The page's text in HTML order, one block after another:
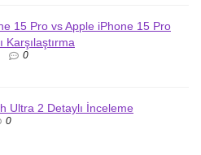
15 Pro vs Apple iPhone 15 Pro
Karşılaştırma
0
Ultra 2 Detaylı İnceleme
0